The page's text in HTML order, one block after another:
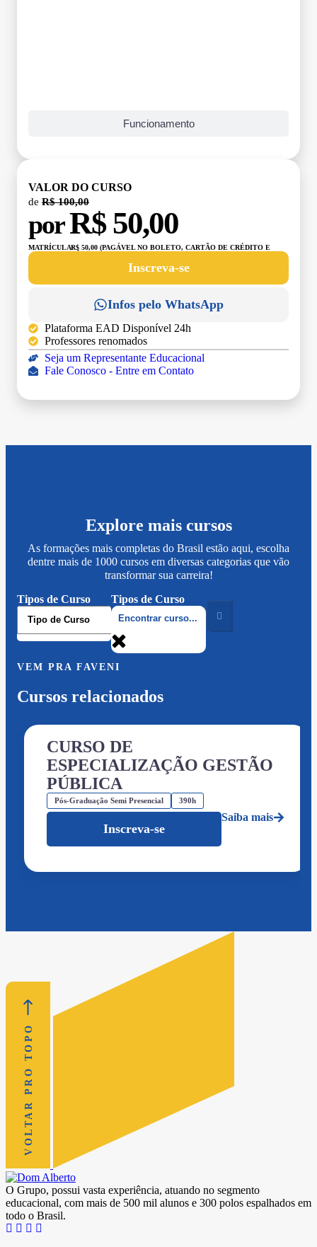
Funcionamento
VALOR DO CURSO
de R$ 100,00
porR$ 50,00
MATRÍCULA:R$ 50,00 (PAGÁVEL NO BOLETO, CARTÃO DE CRÉDITO E
Inscreva-se
Infos pelo WhatsApp
Plataforma EAD Disponível 24h
Professores renomados
Seja um Representante Educacional
Fale Conosco - Entre em Contato
Explore mais cursos
As formações mais completas do Brasil estão aqui, escolha
dentre mais de 1000 cursos em diversas categorias que vão
transformar sua carreira!
Tipos de Curso
Tipos de Curso
VEM PRA FAVENI
Cursos relacionados
CURSO DE
ESPECIALIZAÇÃO GESTÃO
PÚBLICA
Pós-Graduação Semi Presencial 390h
Inscreva-se
Saiba mais
VOLTAR PRO TOPO
O Grupo, possui vasta experiência, atuando no segmento
educacional, com mais de 500 mil alunos e 300 polos espalhados em
todo o Brasil.